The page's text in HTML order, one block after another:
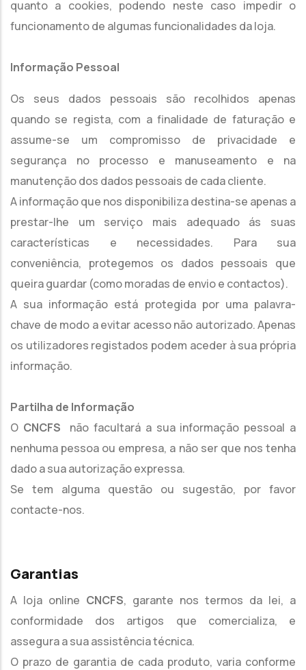
quanto a cookies, podendo neste caso impedir o
funcionamento de algumas funcionalidades da loja.
Informação Pessoal
Os seus dados pessoais são recolhidos apenas
quando se regista, com a finalidade de faturação e
assume-se um compromisso de privacidade e
segurança no processo e manuseamento e na
manutenção dos dados pessoais de cada cliente.
A informação que nos disponibiliza destina-se apenas a
prestar-lhe um serviço mais adequado ás suas
características e necessidades. Para sua
conveniência, protegemos os dados pessoais que
queira guardar (como moradas de envio e contactos).
A sua informação está protegida por uma palavra-
chave de modo a evitar acesso não autorizado. Apenas
os utilizadores registados podem aceder à sua própria
informação.
Partilha de Informação
O CNCFS não facultará a sua informação pessoal a
nenhuma pessoa ou empresa, a não ser que nos tenha
dado a sua autorização expressa.
Se tem alguma questão ou sugestão, por favor
contacte-nos.
Garantias
A loja online CNCFS, garante nos termos da lei, a
conformidade dos artigos que comercializa, e
assegura a sua assistência técnica.
O prazo de garantia de cada produto, varia conforme